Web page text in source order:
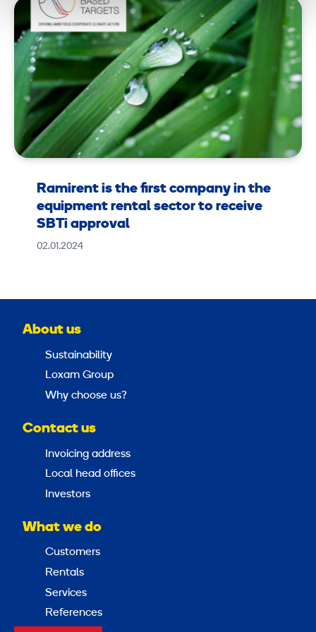
Ramirent is the first company in the
equipment rental sector to receive
SBTi approval
02.01.2024
About us
Sustainability
Loxam Group
Why choose us?
Contact us
Invoicing address
Local head offices
Investors
What we do
Customers
Rentals
Services
References